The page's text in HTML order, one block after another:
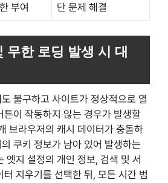
부여
단 문제 해결
무한 로딩 발생 시 대
불구하고 사이트가 정상적으로 열
튼이 작동하지 않는 경우가 발생할
브라우저의 캐시 데이터가 충돌하
쿠키 정보가 남아 있어 발생하는
엣지 설정의 개인 정보, 검색 및 서
터 지우기를 선택한 뒤, 모든 시간 범